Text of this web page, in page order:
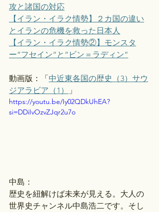
攻と諸国の対応
【イラン・イラク情勢】２カ国の違い
とイランの危機を救った日本人
【イラン・イラク情勢②】モンスタ
ー”フセイン”と”ビン＝ラディン”
動画版：「中近東各国の歴史（3）サウ
ジアラビア（1）
」
https://youtu.be/Iy02QDkUhEA?
si=DDiIvOzvZJqr2u7o
中島：
歴史を紐解けば未来が見える。大人の
世界史チャンネル中島浩二です。そし